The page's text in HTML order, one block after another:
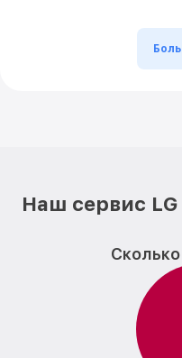
Наш сервис